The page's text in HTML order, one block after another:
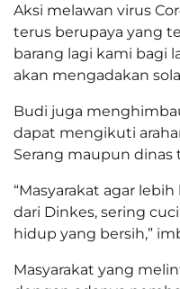
Aksi melawan virus
terus berupaya yang
barang lagi kami bagi
akan mengadakan
Budi juga
dapat mengikuti
Serang maupun dinas
“Masyarakat agar
dari Dinkes, sering
hidup yang bersih,”
Masyarakat yang